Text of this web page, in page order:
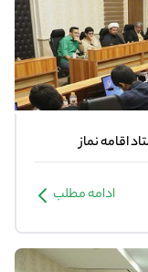
نماز
ادامه مطلب